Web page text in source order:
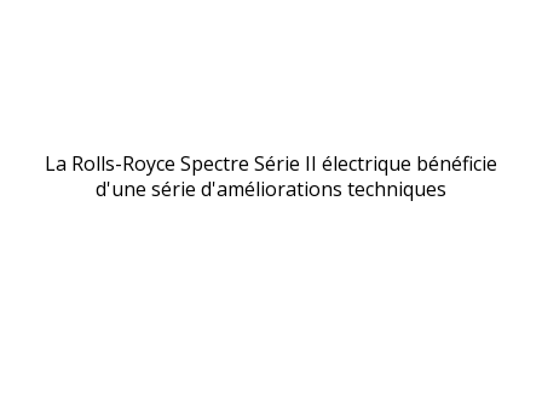
La Rolls-Royce Spectre Série II électrique bénéficie
d'une série d'améliorations techniques